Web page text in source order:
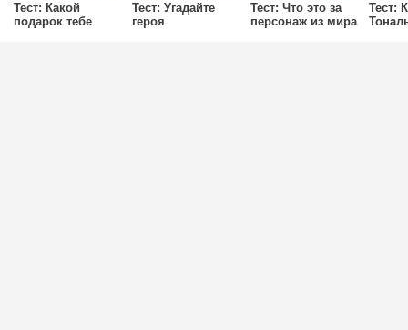
Тест: Какой
подарок тебе
Тест: Угадайте
героя
Тест: Что это за
персонаж из мира
Тест: